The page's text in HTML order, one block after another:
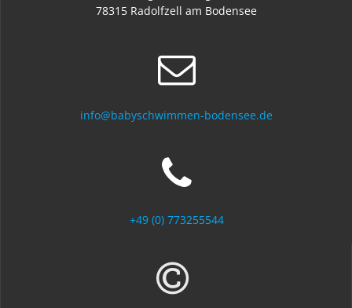
78315 Radolfzell am Bodensee
info@babyschwimmen-bodensee.de
+49 (0) 773255544